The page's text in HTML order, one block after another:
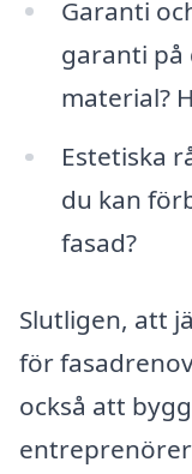
Garanti
garanti
material?
Estetiska
du kan
fasad?
Slutligen, att
för
också att